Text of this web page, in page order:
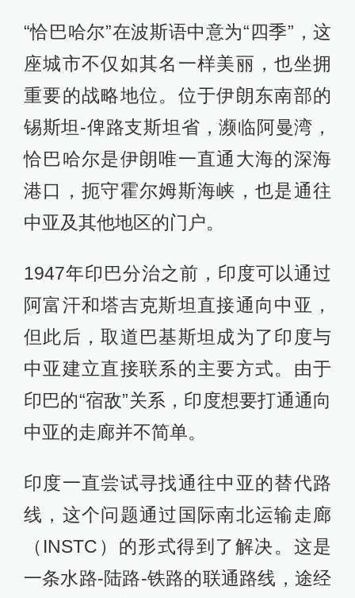
“恰巴哈尔”在波斯语中意为“四季”，这
座城市不仅如其名一样美丽，也坐拥
重要的战略地位。位于伊朗东南部的
锡斯坦-俾路支斯坦省，濒临阿曼湾，
恰巴哈尔是伊朗唯一直通大海的深海
港口，扼守霍尔姆斯海峡，也是通往
中亚及其他地区的门户。
1947年印巴分治之前，印度可以通过
阿富汗和塔吉克斯坦直接通向中亚，
但此后，取道巴基斯坦成为了印度与
中亚建立直接联系的主要方式。由于
印巴的“宿敌”关系，印度想要打通通向
中亚的走廊并不简单。
印度一直尝试寻找通往中亚的替代路
线，这个问题通过国际南北运输走廊
（INSTC）的形式得到了解决。这是
一条水路-陆路-铁路的联通路线，途经